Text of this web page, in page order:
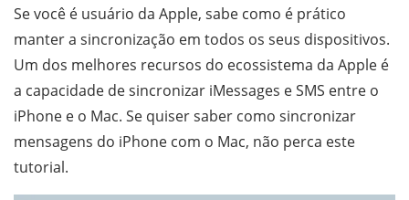
Se você é usuário da Apple, sabe como é prático
manter a sincronização em todos os seus dispositivos.
Um dos melhores recursos do ecossistema da Apple é
a capacidade de sincronizar iMessages e SMS entre o
iPhone e o Mac. Se quiser saber como sincronizar
mensagens do iPhone com o Mac, não perca este
tutorial.